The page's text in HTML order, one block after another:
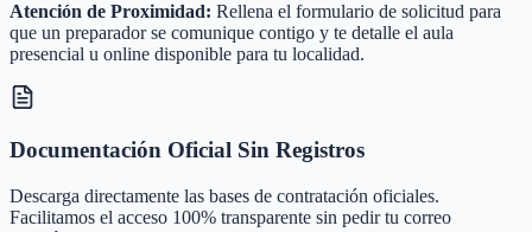
Atención de Proximidad: Rellena el formulario de solicitud para
que un preparador se comunique contigo y te detalle el aula
presencial u online disponible para tu localidad.
Documentación Oficial Sin Registros
Descarga directamente las bases de contratación oficiales.
Facilitamos el acceso 100% transparente sin pedir tu correo